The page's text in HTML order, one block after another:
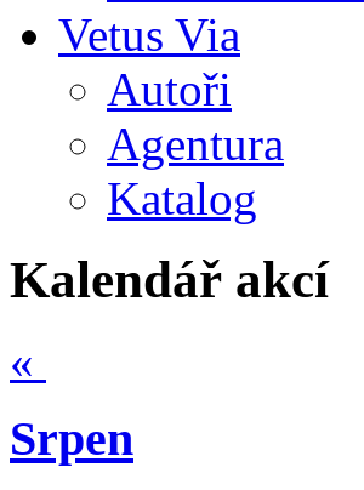
Vetus Via
Autoři
Agentura
Katalog
Kalendář akcí
«
Srpen